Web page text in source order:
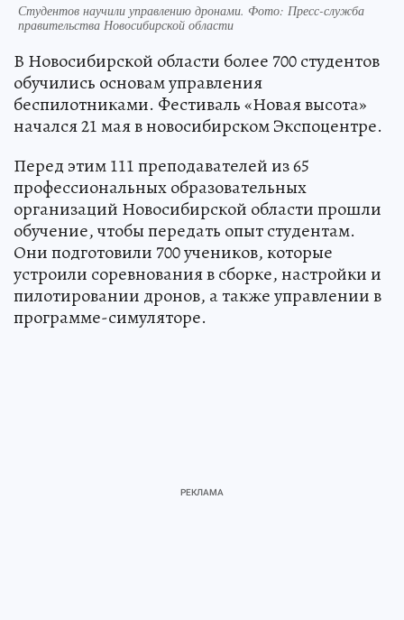
Студентов научили управлению дронами. Фото: Пресс-служба
правительства Новосибирской области
В Новосибирской области более 700 студентов
обучились основам управления
беспилотниками. Фестиваль «Новая высота»
начался 21 мая в новосибирском Экспоцентре.
Перед этим 111 преподавателей из 65
профессиональных образовательных
организаций Новосибирской области прошли
обучение, чтобы передать опыт студентам.
Они подготовили 700 учеников, которые
устроили соревнования в сборке, настройки и
пилотировании дронов, а также управлении в
программе-симуляторе.